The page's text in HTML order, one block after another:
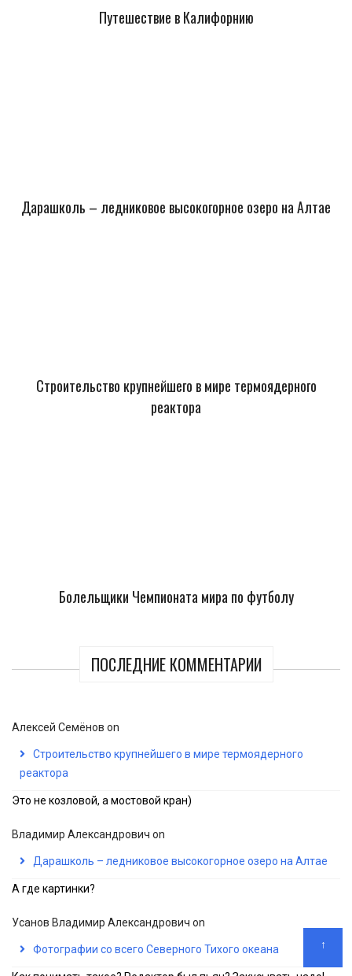
Путешествие в Калифорнию
Дарашколь – ледниковое высокогорное озеро на Алтае
Строительство крупнейшего в мире термоядерного
реактора
Болельщики Чемпионата мира по футболу
ПОСЛЕДНИЕ КОММЕНТАРИИ
Алексей Семёнов on
Строительство крупнейшего в мире термоядерного
реактора
Это не козловой, а мостовой кран)
Владимир Александрович on
Дарашколь – ледниковое высокогорное озеро на Алтае
А где картинки?
Усанов Владимир Александрович on
Фотографии со всего Северного Тихого океана ↑